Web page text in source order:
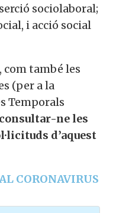
sociolaboral;
i acció social
també les
(per a la
Temporals
ne les
d’aquest
CORONAVIRUS